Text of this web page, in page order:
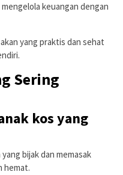
keuangan dengan
yang praktis dan sehat
Sering
kos yang
bijak dan memasak
hemat.